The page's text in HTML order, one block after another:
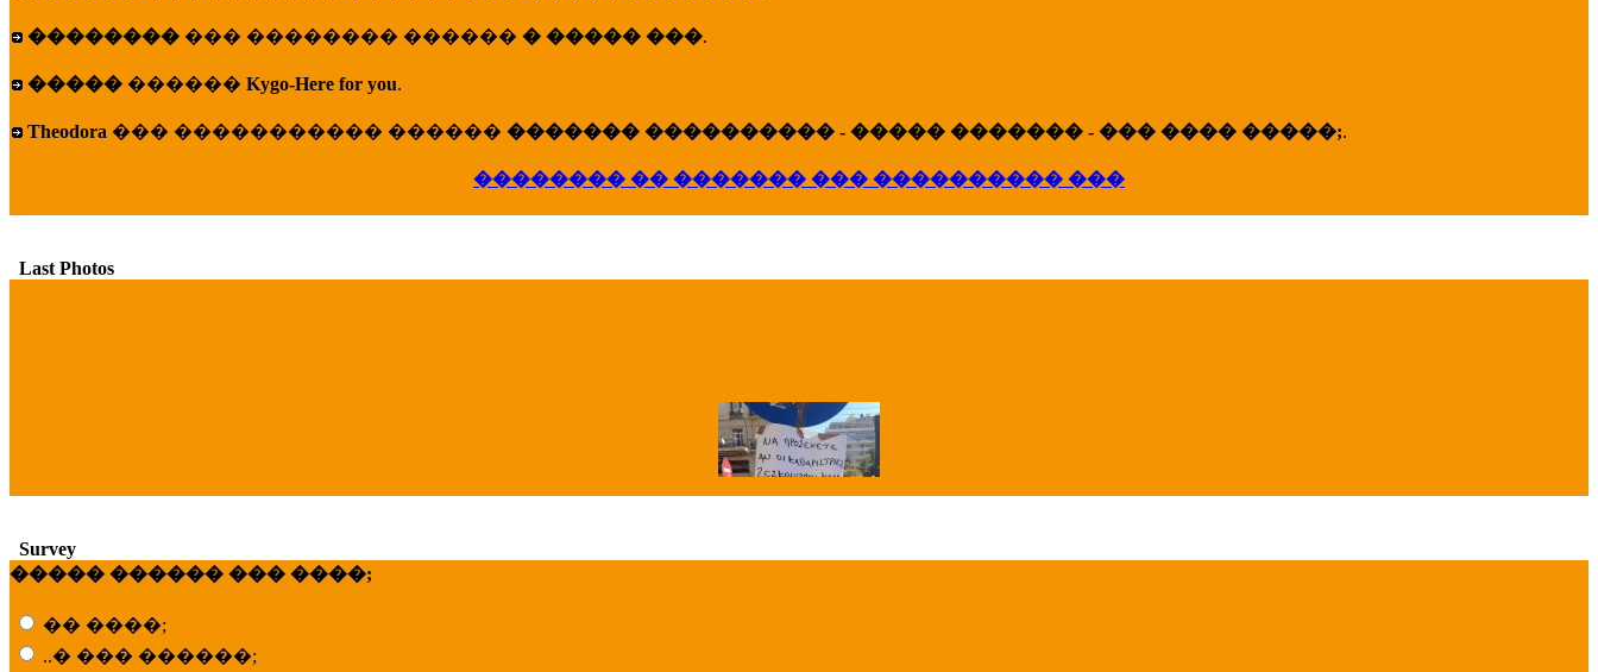
�������� ��� �������� ������ � ����� ���.
����� ������ Kygo-Here for you.
Theodora ��� ����������� ������ ������� ���������� - ����� ������� - ��� ���� �����;.
�������� �� ������� ��� ���������� ���
Last Photos
Survey
����� ������ ��� ����;
�� ����;
..� ��� ������;